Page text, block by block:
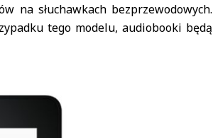
na słuchawkach bezprzewodowych.
tego modelu, audiobooki będą